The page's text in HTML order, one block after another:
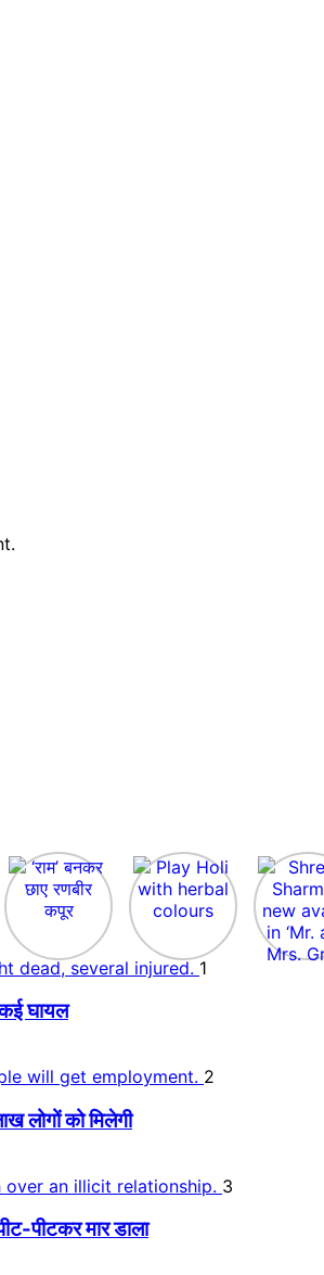
1
घायल
2
लोगों को मिलेगी
3
पीटकर मार डाला